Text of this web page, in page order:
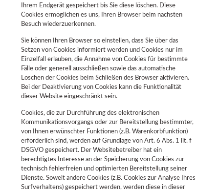
Ihrem Endgerät gespeichert bis Sie diese löschen. Diese
Cookies ermöglichen es uns, Ihren Browser beim nächsten
Besuch wiederzuerkennen.
Sie können Ihren Browser so einstellen, dass Sie über das
Setzen von Cookies informiert werden und Cookies nur im
Einzelfall erlauben, die Annahme von Cookies für bestimmte
Fälle oder generell ausschließen sowie das automatische
Löschen der Cookies beim Schließen des Browser aktivieren.
Bei der Deaktivierung von Cookies kann die Funktionalität
dieser Website eingeschränkt sein.
Cookies, die zur Durchführung des elektronischen
Kommunikationsvorgangs oder zur Bereitstellung bestimmter,
von Ihnen erwünschter Funktionen (z.B. Warenkorbfunktion)
erforderlich sind, werden auf Grundlage von Art. 6 Abs. 1 lit. f
DSGVO gespeichert. Der Websitebetreiber hat ein
berechtigtes Interesse an der Speicherung von Cookies zur
technisch fehlerfreien und optimierten Bereitstellung seiner
Dienste. Soweit andere Cookies (z.B. Cookies zur Analyse Ihres
Surfverhaltens) gespeichert werden, werden diese in dieser